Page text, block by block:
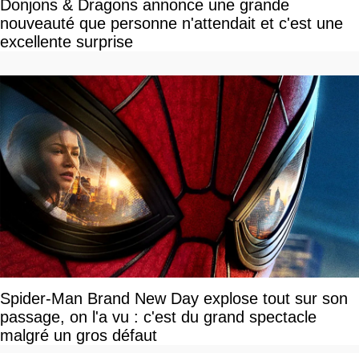
Donjons & Dragons annonce une grande
nouveauté que personne n'attendait et c'est une
excellente surprise
Spider-Man Brand New Day explose tout sur son
passage, on l'a vu : c'est du grand spectacle
malgré un gros défaut